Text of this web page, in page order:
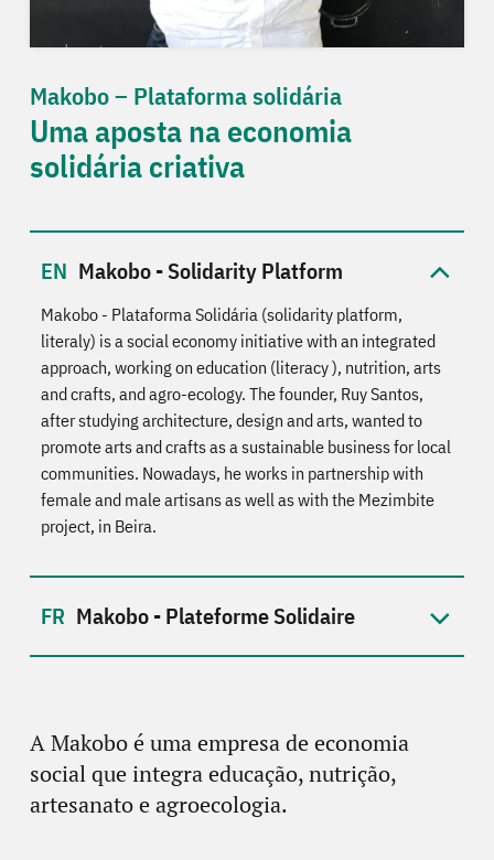
Makobo – Plataforma solidária
Uma aposta na economia
solidária criativa
Makobo - Solidarity Platform
Makobo - Plataforma Solidária (solidarity platform,
literaly) is a social economy initiative with an integrated
approach, working on education (literacy ), nutrition, arts
and crafts, and agro-ecology. The founder, Ruy Santos,
after studying architecture, design and arts, wanted to
promote arts and crafts as a sustainable business for local
communities. Nowadays, he works in partnership with
female and male artisans as well as with the Mezimbite
project, in Beira.
Makobo - Plateforme Solidaire
A Makobo é uma empresa de economia
social que integra educação, nutrição,
artesanato e agroecologia.